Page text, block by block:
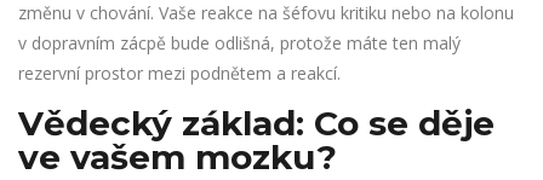
změnu v chování. Vaše reakce na šéfovu kritiku nebo na kolonu
v dopravním zácpě bude odlišná, protože máte ten malý
rezervní prostor mezi podnětem a reakcí.
Vědecký základ: Co se děje
ve vašem mozku?